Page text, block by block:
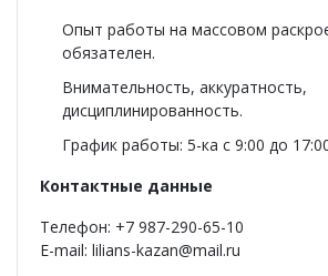
Опыт работы на массовом
обязателен.
Внимательность, аккуратность,
дисциплинированность.
График работы: 5-ка с 9:00 до
Контактные данные
Телефон: +7 987-290-65-10
E-mail: lilians-kazan@mail.ru